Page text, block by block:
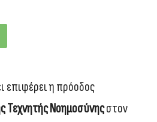
επιφέρει η πρόοδος
Τεχνητής Νοημοσύνηςστον